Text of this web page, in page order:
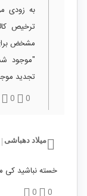
به زودی
ترخیص
مشخض برای
"موجود
تجدید
0
0
میلاد دهباشی
خسته نباشید کی
0
0